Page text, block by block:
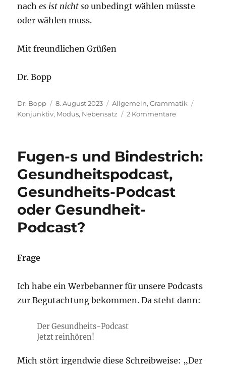
naches ist nicht so unbedingt wählen müsste
oder wählen muss.
Mit freundlichen Grüßen
Dr. Bopp
Autor
Dr. Bopp
Veröffentlicht
am
8. August 2023 Kategorien
Allgemein,Grammatik
Konjunktiv, Modus, Nebensatz 2 Kommentarezu
so,
Fugen-s und Bindestrich:
Gesundheitspodcast,
Gesundheits-Podcast
oder Gesundheit-
Podcast?
Frage
Ich habe ein Werbebanner für unsere Podcasts
zur Begutachtung bekommen. Da steht dann:
Der Gesundheits-Podcast
Jetzt reinhören!
Mich stört irgendwie diese Schreibweise: „Der